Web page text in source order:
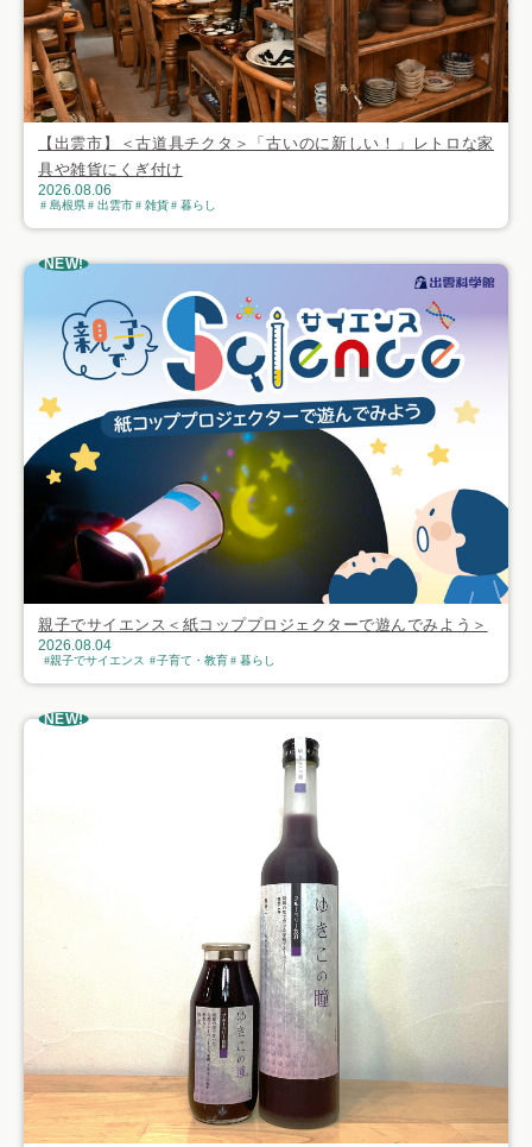
【出雲市】＜古道具チクタ＞「古いのに新しい！」レトロな家
具や雑貨にくぎ付け
2026.08.06
島根県 出雲市 雑貨 暮らし
NEW!
親子でサイエンス＜紙コッププロジェクターで遊んでみよう＞
2026.08.04
親子でサイエンス 子育て・教育 暮らし
NEW!